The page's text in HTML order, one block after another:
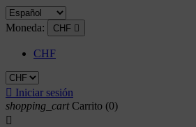
Moneda: CHF 
CHF
 Iniciar sesión
shopping_cart Carrito (0)
